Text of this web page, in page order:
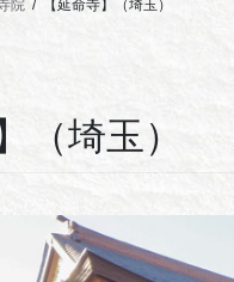
院 【延命寺】（埼玉）
（埼玉）